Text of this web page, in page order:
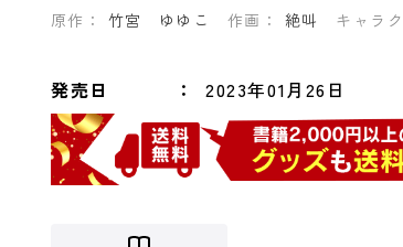
原作： 竹宮 ゆゆこ 作画： 絶叫 キャラ
発売日 2023年01月26日